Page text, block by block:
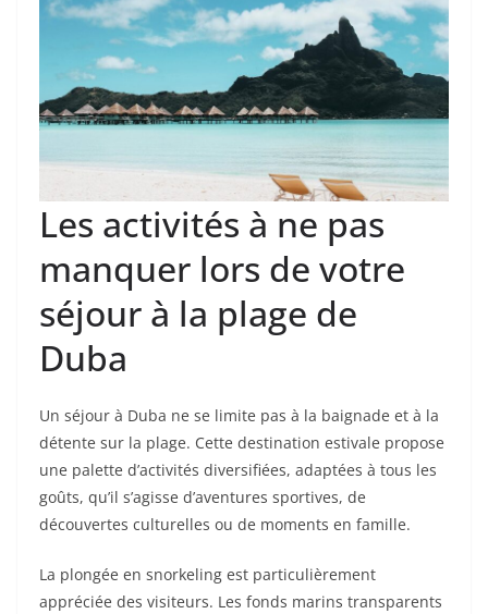
Les activités à ne pas
manquer lors de votre
séjour à la plage de
Duba
Un séjour à Duba ne se limite pas à la baignade et à la
détente sur la plage. Cette destination estivale propose
une palette d’activités diversifiées, adaptées à tous les
goûts, qu’il s’agisse d’aventures sportives, de
découvertes culturelles ou de moments en famille.
La plongée en snorkeling est particulièrement
appréciée des visiteurs. Les fonds marins transparents